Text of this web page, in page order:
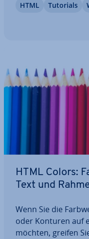
Such­ma­schi­nen
HTML Tutorials
HTML Colors:
Text und
Wenn Sie die
oder Konturen auf
möchten, greifen